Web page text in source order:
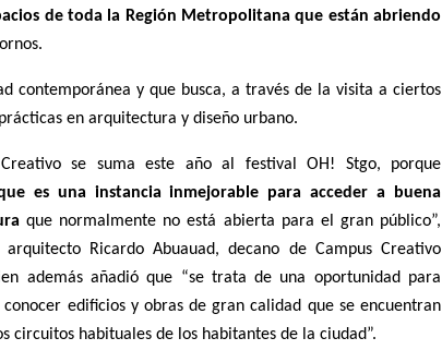
de toda la Región Metropolitana que están abriendo
contemporánea y que busca, a través de la visita a ciertos
en arquitectura y diseño urbano.
Creativo se suma este año al festival OH! Stgo, porque
es una instancia inmejorable para acceder a buena
que normalmente no está abierta para el gran público”,
Ricardo Abuauad, decano de Campus Creativo
además añadió que “se trata de una oportunidad para
edificios y obras de gran calidad que se encuentran
circuitos habituales de los habitantes de la ciudad”.